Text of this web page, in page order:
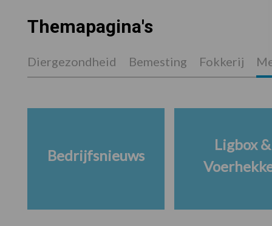
Themapagina's
Diergezondheid Bemesting Fokkerij
Bedrijfsnieuws
Ligbox &